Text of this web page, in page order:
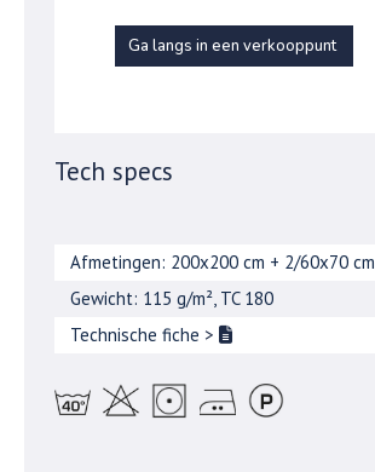
Ga langs in een verkooppunt
Tech specs
Afmetingen: 200x200 cm + 2/60x70 cm
Gewicht: 115 g/m², TC 180
Technische fiche >